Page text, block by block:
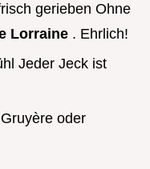
gerieben Ohne
Lorraine . Ehrlich!
Jeder Jeck ist
oder